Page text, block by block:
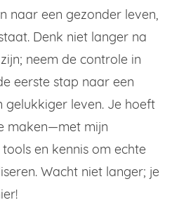
naar een gezonder leven,
Denk niet langer na
neem de controle in
eerste stap naar een
gelukkiger leven. Je hoeft
maken—met mijn
en kennis om echte
Wacht niet langer; je